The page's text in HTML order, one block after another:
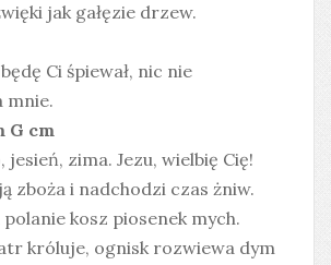
jak gałęzie drzew.
Ci śpiewał, nic nie
mnie.
G cm
jesień, zima. Jezu, wielbię Cię!
zboża i nadchodzi czas żniw.
polanie kosz piosenek mych.
króluje, ognisk rozwiewa dym